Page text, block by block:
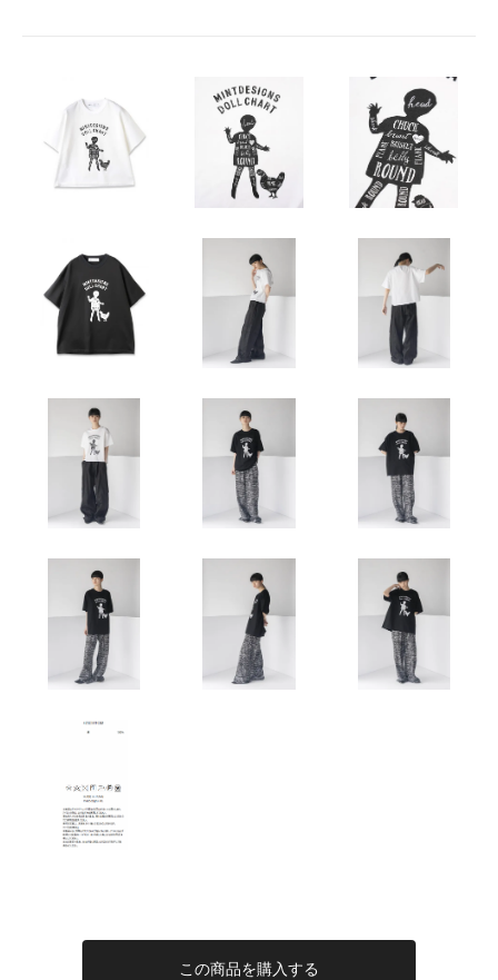
この商品を購入する